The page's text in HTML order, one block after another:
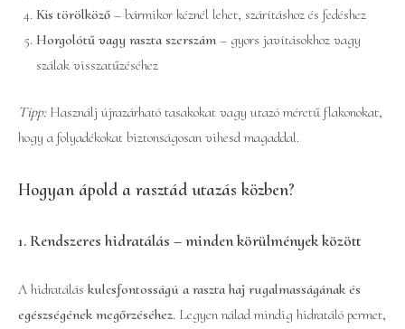
Kis törölköző – bármikor kéznél lehet, szárításhoz és fedéshez
Horgolótű vagy raszta szerszám – gyors javításokhoz vagy
szálak visszatűzéséhez
Tipp:Használj újrazárható tasakokat vagy utazó méretű flakonokat,
hogy a folyadékokat biztonságosan vihesd magaddal.
Hogyan ápold a rasztád utazás közben?
1. Rendszeres hidratálás – minden körülmények között
A hidratálás kulcsfontosságú a raszta haj rugalmasságának és
egészségének megőrzéséhez. Legyen nálad mindig hidratáló permet,